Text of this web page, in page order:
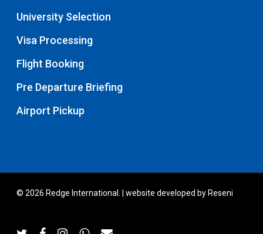
University Selection
Visa Processing
Flight Booking
Pre Departure Briefing
Airport Pickup
© 2026 Redge International. | website developed by Reseni